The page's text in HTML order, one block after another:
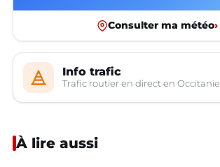
Consulter ma météo›
Info trafic
Trafic routier en direct en Occitanie
À lire aussi